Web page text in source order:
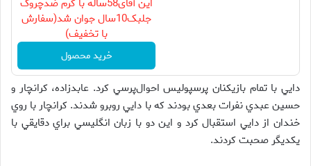
این آقای58ساله با کرم ضدچروک
جلبک10سال جوان شد(سفارش
با تخفیف)
خرید محصول
دايي با تمام بازيكنان پرسپوليس احوال‌پرسي كرد. عابدزاده، كرانچار و
حسين عبدي نفرات بعدي بودند كه با دايي روبرو شدند. كرانچار با روي
خندان از دايي استقبال كرد و اين دو با زبان انگليسي براي دقايقي با
يكديگر صحبت كردند.